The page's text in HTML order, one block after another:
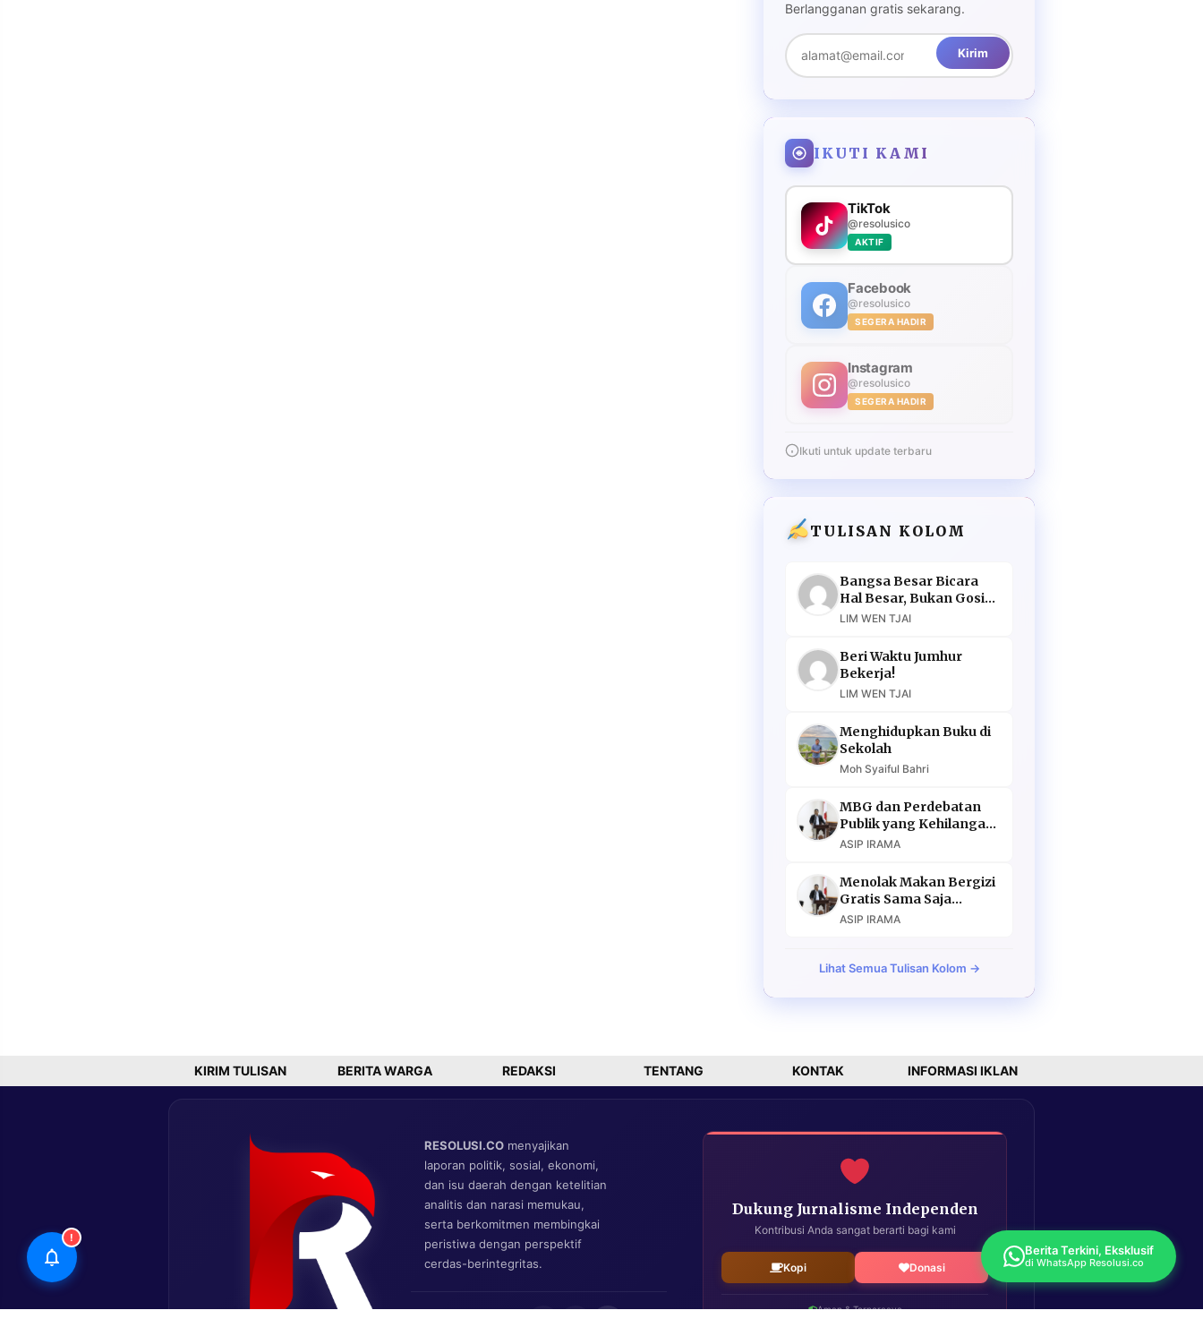
Berlangganan gratis sekarang.
Kirim
IKUTI KAMI
TikTok
@resolusico
AKTIF
Facebook
@resolusico
SEGERA HADIR
Instagram
@resolusico
SEGERA HADIR
Ikuti untuk update terbaru
TULISAN KOLOM
Bangsa Besar Bicara
Hal Besar, Bukan Gosip
Murahan
LIM WEN TJAI
Beri Waktu Jumhur
Bekerja!
LIM WEN TJAI
Menghidupkan Buku di
Sekolah
Moh Syaiful Bahri
MBG dan Perdebatan
Publik yang Kehilangan
Argumen
ASIP IRAMA
Menolak Makan Bergizi
Gratis Sama Saja
Menolak Masa Depan
ASIP IRAMA
Lihat Semua Tulisan Kolom →
KIRIM TULISAN BERITA WARGA REDAKSI TENTANG KONTAK INFORMASI IKLAN
RESOLUSI.CO menyajikan
laporan politik, sosial, ekonomi,
dan isu daerah dengan ketelitian
analitis dan narasi memukau,
serta berkomitmen membingkai
peristiwa dengan perspektif
cerdas-berintegritas.
Dukung Jurnalisme Independen
Kontribusi Anda sangat berarti bagi kami
Kopi Donasi
Aman & Terpercaya
!
Berita Terkini, Eksklusif
di WhatsApp Resolusi.co